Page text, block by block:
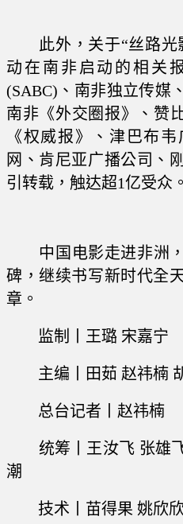
此外，关于“丝路光
动在南非启动的相关
(SABC)、南非独立传媒
南非《外交圈报》、赞
《权威报》、津巴布
网、肯尼亚广播公司、
引转载，触达超1亿受众。
中国电影走进非洲，
碑，继续书写新时代全
章。
监制丨王璐 宋嘉宁
主编丨田茹 赵祎楠
总台记者丨赵祎楠
统筹丨王汝飞 张雄飞
潮
技术丨苗得果 姚欣欣